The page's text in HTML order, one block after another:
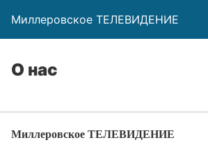
Миллеровское ТЕЛЕВИДЕНИЕ
О нас
Миллеровское ТЕЛЕВИДЕНИЕ